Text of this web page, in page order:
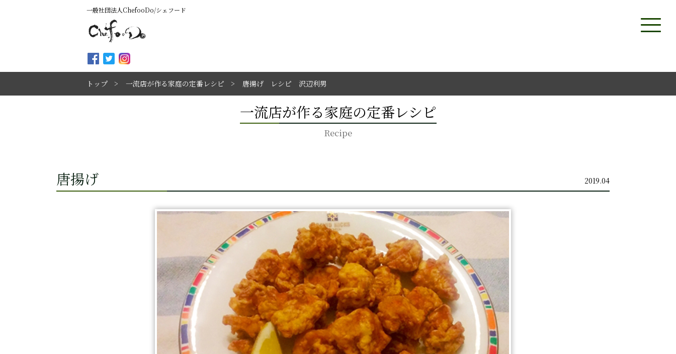
一般社団法人ChefooDo/シェフード
トップ 一流店が作る家庭の定番レシピ 唐揚げ レシピ 沢辺利男
一流店が作る家庭の定番レシピ
Recipe
唐揚げ 2019.04